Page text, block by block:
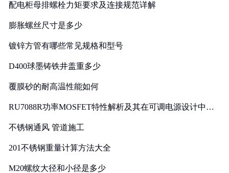
配电柜母排螺栓力矩要求及连接规范详解
膨胀螺丝尺寸是多少
镀锌方管有哪些常见规格和型号
D400球墨铸铁井盖重多少
覆膜砂的耐高温性能如何
RU7088R功率MOSFET特性解析及其在可调电源设计中的
不锈钢通风 管道施工
201不锈钢重量计算方法大全
M20螺纹大径和小径是多少